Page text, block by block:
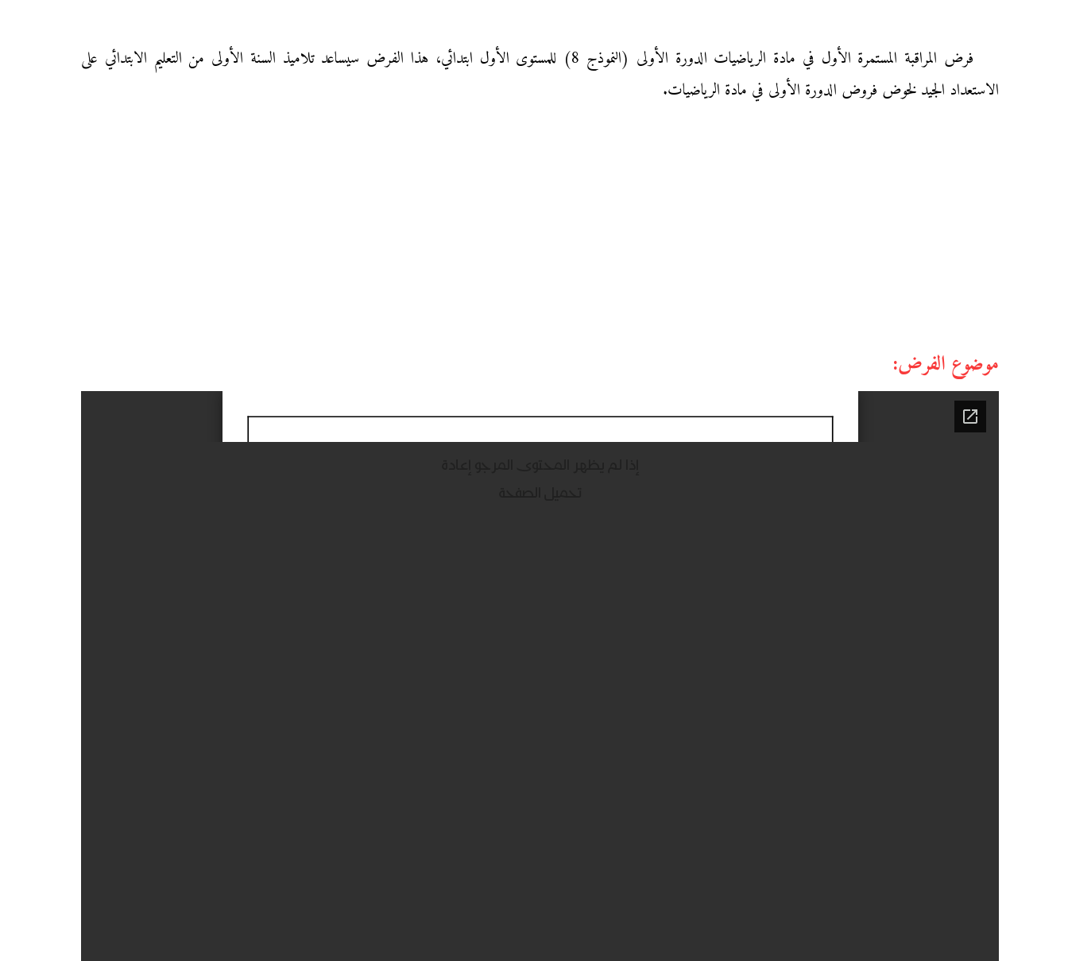
فرض المراقبة المستمرة الأول في مادة الرياضيات الدورة الأولى (النموذج 8) للمستوى الأول ابتدائي، هذا الفرض سيساعد تلاميذ السنة الأولى من التعليم الابتدائي على
الاستعداد الجيد لخوض فروض الدورة الأولى في مادة الرياضيات.
موضوع الفرض: